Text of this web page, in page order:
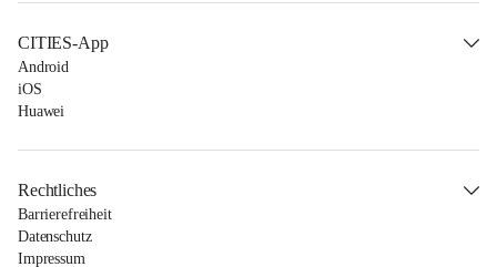
CITIES-App
Android
iOS
Huawei
Rechtliches
Barrierefreiheit
Datenschutz
Impressum